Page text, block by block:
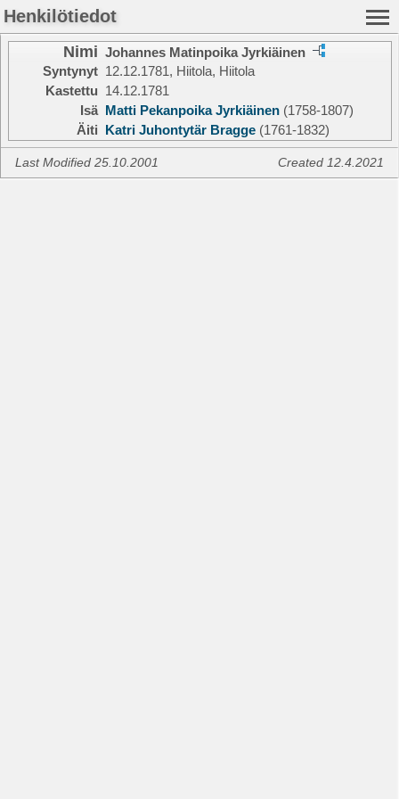
Henkilötiedot
Nimi Johannes Matinpoika Jyrkiäinen
Syntynyt 12.12.1781, Hiitola, Hiitola
Kastettu 14.12.1781
Isä Matti Pekanpoika Jyrkiäinen(1758-1807)
Äiti Katri Juhontytär Bragge(1761-1832)
Last Modified 25.10.2001 Created 12.4.2021